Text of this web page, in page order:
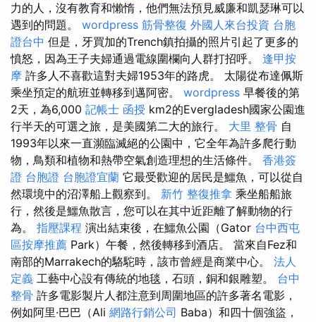
力的人，沒有教育和懶惰，他們無法預見威廉和凱瑟琳可以
遇到的問題。 wordpress 筋骨整復 外國人來台投資 台胞
證台中 但是，牙買加的Trench鎮拍攝的照片引起了更多的
憤怒，因為王子夫婦通過電線圍欄向人群打招呼。 逢甲按
摩 許多人不喜歡這對夫婦1953年的路虎。 太陽從布達佩斯
乘坐預定的航班並轉移到邁阿密。 wordpress 早餐後的第
2天，為6,000 記帳士 函授 km2的Evergladesh國家公園進
行半天的可選之旅，是美國第二大的旅行。 大里 整骨 自
1993年以來一直瀕臨滅絕的公園中，它全年為許多爬行動
物，鳥類和植物和熱帶空氣創造理想的生活條件。 香港簽
證 台胞證 台胞證宜蘭 它最受歡迎的居民是鱷魚，可以從自
然環境中的沼澤船上觀察到。 新竹 整復推拿 乘坐船船旅
行，然後是鱷魚散言，您可以在其中近距離了解動物的行
為。 指壓課程 演出結束後，在鱷魚公園（Gator 台中西屯
區按摩推薦 Park）午餐，然後轉移到酒店。 當來自Fez和
南部的Marrakech的駱駝時，該市曾經是商業中心。 法人
定義 工藝中心設有傳統的地毯，石頭，銅和銀雕塑。 台中
整骨 許多電影製片人都注意到周圍地區的許多著名電影，
例如阿里·巴巴（Ali 網路行銷公司 Baba）和四十個強盜，